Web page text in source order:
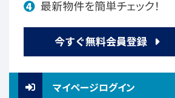
マイページログイン